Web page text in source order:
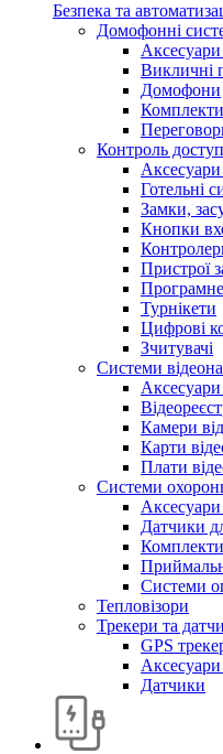
Безпека та
Домофонні
Викличні
Домофони
Контроль
Готельні
Замки,
Кнопки
Пристрої
Турнікети
Цифрові
Зчитувачі
Системи
Аксесуари
Камери
Карти
Плати
Системи
Аксесуари
Датчики
Комплекти
Системи
Тепловізори
Трекери та
GPS
Аксесуари
Датчики